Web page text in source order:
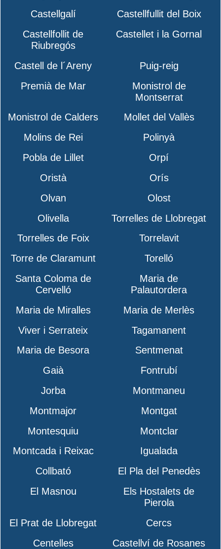
Castellgalí
Castellfullit del Boix
Castellfollit de
Riubregós
Castellet i la Gornal
Castell de l´Areny
Puig-reig
Premià de Mar
Monistrol de
Montserrat
Monistrol de Calders
Mollet del Vallès
Molins de Rei
Polinyà
Pobla de Lillet
Orpí
Oristà
Orís
Olvan
Olost
Olivella
Torrelles de Llobregat
Torrelles de Foix
Torrelavit
Torre de Claramunt
Torelló
Santa Coloma de
Cervelló
Maria de
Palautordera
Maria de Miralles
Maria de Merlès
Viver i Serrateix
Tagamanent
Maria de Besora
Sentmenat
Gaià
Fontrubí
Jorba
Montmaneu
Montmajor
Montgat
Montesquiu
Montclar
Montcada i Reixac
Igualada
Collbató
El Pla del Penedès
El Masnou
Els Hostalets de
Pierola
El Prat de Llobregat
Cercs
Centelles
Castellví de Rosanes